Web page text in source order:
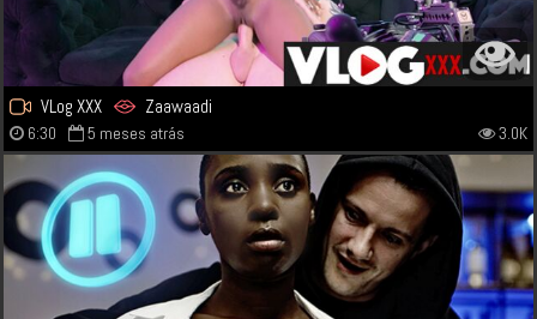
VLog XXX Zaawaadi
6:30 5 meses atrás 3.0K